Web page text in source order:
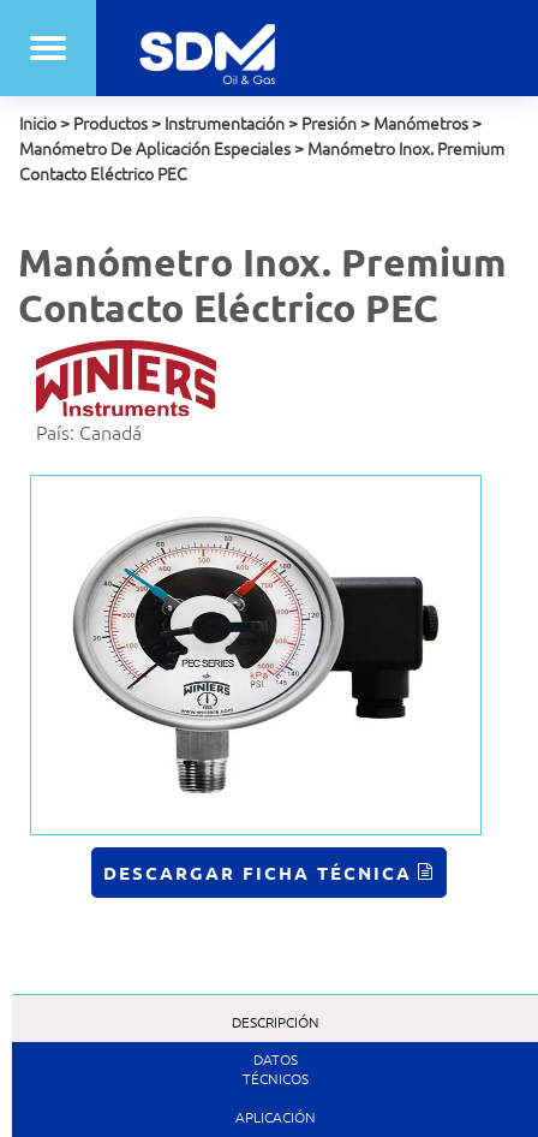
Inicio> Productos> Instrumentación> Presión> Manómetros>
Manómetro De Aplicación Especiales> Manómetro Inox. Premium
Contacto Eléctrico PEC
Manómetro Inox. Premium
Contacto Eléctrico PEC
País: Canadá
DESCARGAR FICHA TÉCNICA
DESCRIPCIÓN
DATOS
TÉCNICOS
APLICACIÓN